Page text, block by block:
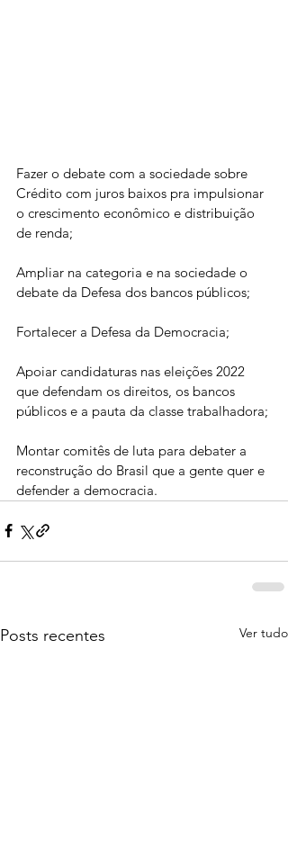
Fazer o debate com a sociedade sobre
Crédito com juros baixos pra impulsionar
o crescimento econômico e distribuição
de renda;
Ampliar na categoria e na sociedade o
debate da Defesa dos bancos públicos;
Fortalecer a Defesa da Democracia;
Apoiar candidaturas nas eleições 2022
que defendam os direitos, os bancos
públicos e a pauta da classe trabalhadora;
Montar comitês de luta para debater a
reconstrução do Brasil que a gente quer e
defender a democracia.
Posts recentes Ver tudo